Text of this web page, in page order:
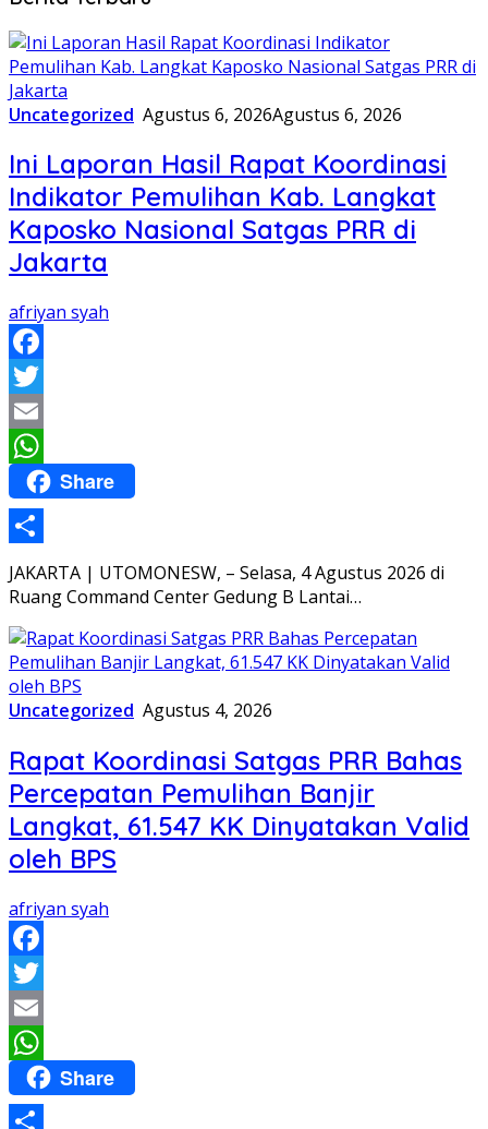
Uncategorized Agustus 6, 2026Agustus 6, 2026
Ini Laporan Hasil Rapat Koordinasi
Indikator Pemulihan Kab. Langkat
Kaposko Nasional Satgas PRR di
Jakarta
afriyan syah
Facebook
Twitter
Email
WhatsApp
Share
Share
JAKARTA | UTOMONESW, – Selasa, 4 Agustus 2026 di
Ruang Command Center Gedung B Lantai…
Uncategorized Agustus 4, 2026
Rapat Koordinasi Satgas PRR Bahas
Percepatan Pemulihan Banjir
Langkat, 61.547 KK Dinyatakan Valid
oleh BPS
afriyan syah
Facebook
Twitter
Email
WhatsApp
Share